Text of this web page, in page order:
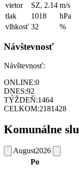
vietor
SZ, 2.14 m/s
tlak
1018
hPa
vlhkosť 32 %
Návštevnosť
Návštevnosť:
ONLINE:0
DNES:92
TÝŽDEŇ:1464
CELKOM:2181428
Komunálne
August2026
Po